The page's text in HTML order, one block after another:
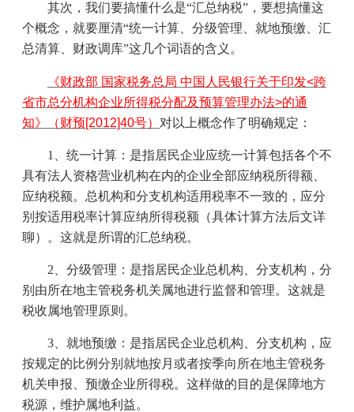
其次，我们要搞懂什么是“汇总纳税”，要想搞懂这
个概念，就要厘清“统一计算、分级管理、就地预缴、汇
总清算、财政调库”这几个词语的含义。
《财政部 国家税务总局 中国人民银行关于印发<跨
省市总分机构企业所得税分配及预算管理办法>的通
知》（财预[2012]40号） 对以上概念作了明确规定：
1
、统一计算：是指居民企业应统一计算包括各个不
具有法人资格营业机构在内的企业全部应纳税所得额、
应纳税额。总机构和分支机构适用税率不一致的，应分
别按适用税率计算应纳所得税额（具体计算方法后文详
聊）。这就是所谓的汇总纳税。
2 、分级管理：是指居民企业总机构、分支机构，分
别由所在地主管税务机关属地进行监督和管理。这就是
税收属地管理原则。
3 、就地预缴：是指居民企业总机构、分支机构，应
按规定的比例分别就地按月或者按季向所在地主管税务
机关申报、预缴企业所得税。这样做的目的是保障地方
税源，维护属地利益。